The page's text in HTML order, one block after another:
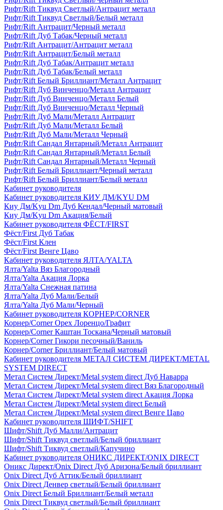
Рифт/Rift Тиквуд Светлый/Антрацит металл
Рифт/Rift Тиквуд Светлый/Белый металл
Рифт/Rift Антрацит/Черный металл
Рифт/Rift Дуб Табак/Черный металл
Рифт/Rift Антрацит/Антрацит металл
Рифт/Rift Антрацит/Белый металл
Рифт/Rift Дуб Табак/Антрацит металл
Рифт/Rift Дуб Табак/Белый металл
Рифт/Rift Белый Бриллиант/Металл Антрацит
Рифт/Rift Дуб Винченцо/Металл Антрацит
Рифт/Rift Дуб Винченцо/Металл Белый
Рифт/Rift Дуб Винченцо/Металл Черный
Рифт/Rift Дуб Мали/Металл Антрацит
Рифт/Rift Дуб Мали/Металл Белый
Рифт/Rift Дуб Мали/Металл Черный
Рифт/Rift Сандал Янтарный/Металл Антрацит
Рифт/Rift Сандал Янтарный/Металл Белый
Рифт/Rift Сандал Янтарный/Металл Черный
Рифт/Rift Белый Бриллиант/Черный металл
Рифт/Rift Белый Бриллиант/Белый металл
Кабинет руководителя
Кабинет руководителя КИУ ДМ/KYU DM
Киу Дм/Kyu Dm Дуб Кендал/Черный матовый
Киу Дм/Kyu Dm Акация/Белый
Кабинет руководителя ФЁСТ/FIRST
Фёст/First Дуб Табак
Фёст/First Клен
Фёст/First Венге Цаво
Кабинет руководителя ЯЛТА/YALTA
Ялта/Yalta Вяз Благородный
Ялта/Yalta Акация Лорка
Ялта/Yalta Снежная патина
Ялта/Yalta Дуб Мали/Белый
Ялта/Yalta Дуб Мали/Черный
Кабинет руководителя КОРНЕР/CORNER
Корнер/Corner Орех Лоренцо/Графит
Корнер/Corner Каштан Тоскана/Черный матовый
Корнер/Corner Гикори песочный/Ваниль
Корнер/Corner Бриллиант/Белый матовый
Кабинет руководителя МЕТАЛ СИСТЕМ ДИРЕКТ/METAL
SYSTEM DIRECT
Метал Систем Директ/Metal system direct Дуб Наварра
Метал Систем Директ/Metal system direct Вяз Благородный
Метал Систем Директ/Metal system direct Акация Лорка
Метал Систем Директ/Metal system direct Белый
Метал Систем Директ/Metal system direct Венге Цаво
Кабинет руководителя ШИФТ/SHIFT
Шифт/Shift Дуб Малли/Антрацит
Шифт/Shift Тиквуд светлый/Белый бриллиант
Шифт/Shift Тиквуд светлый/Капучино
Кабинет руководителя ОНИКС ДИРЕКТ/ONIX DIRECT
Оникс Директ/Onix Direct Дуб Аризона/Белый бриллиант
Onix Direct Дуб Аттик/Белый бриллиант
Onix Direct Денвер светлый/Белый бриллиант
Onix Direct Белый Бриллиант/Белый металл
Onix Direct Тиквуд светлый/Белый бриллиант